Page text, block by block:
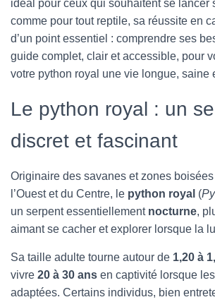
idéal pour ceux qui souhaitent se lancer
comme pour tout reptile, sa réussite en
d’un point essentiel : comprendre ses
guide complet, clair et accessible, pour
votre python royal une vie longue, saine
Le python royal : un
discret et fascinant
Originaire des savanes et zones boisées
l’Ouest et du Centre, le python royal (
un serpent essentiellement nocturne,
aimant se cacher et explorer lorsque la
Sa taille adulte tourne autour de 1,20 à
vivre 20 à 30 ans en captivité lorsque
adaptées. Certains individus, bien